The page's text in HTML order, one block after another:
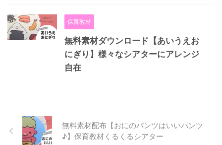
保育教材
無料素材ダウンロード【あいうえお
にぎり】様々なシアターにアレンジ
自在
無料素材配布【おにのパンツはいいパンツ
♪】保育教材くるくるシアター